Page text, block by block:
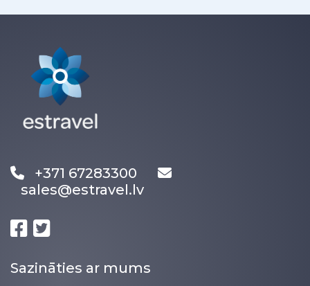
+371 67283300
sales@estravel.lv
Sazināties ar mums